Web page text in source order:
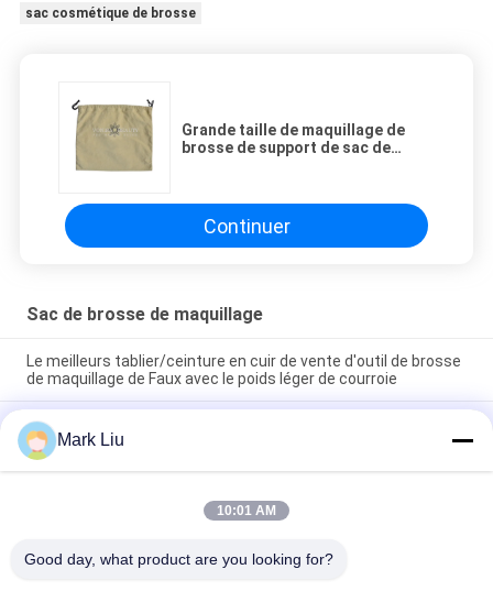
sac cosmétique de brosse
Grande taille de maquillage de
brosse de support de sac de
Continuer
Sac de brosse de maquillage
Le meilleurs tablier/ceinture en cuir de vente d'outil de brosse
de maquillage de Faux avec le poids léger de courroie
Support mignon de papeterie de stylo de sac cosmétique de
maquillage de voyage de fermeture de tirette de rayure de
vague de poche de trousse d'écolier d'unité centrale
Sac professionnel de stockage de crayon de stylo de support
d'article de toilette de poche de petit pain de brosse de
Mark Liu
10:01 AM
Good day, what product are you looking for?